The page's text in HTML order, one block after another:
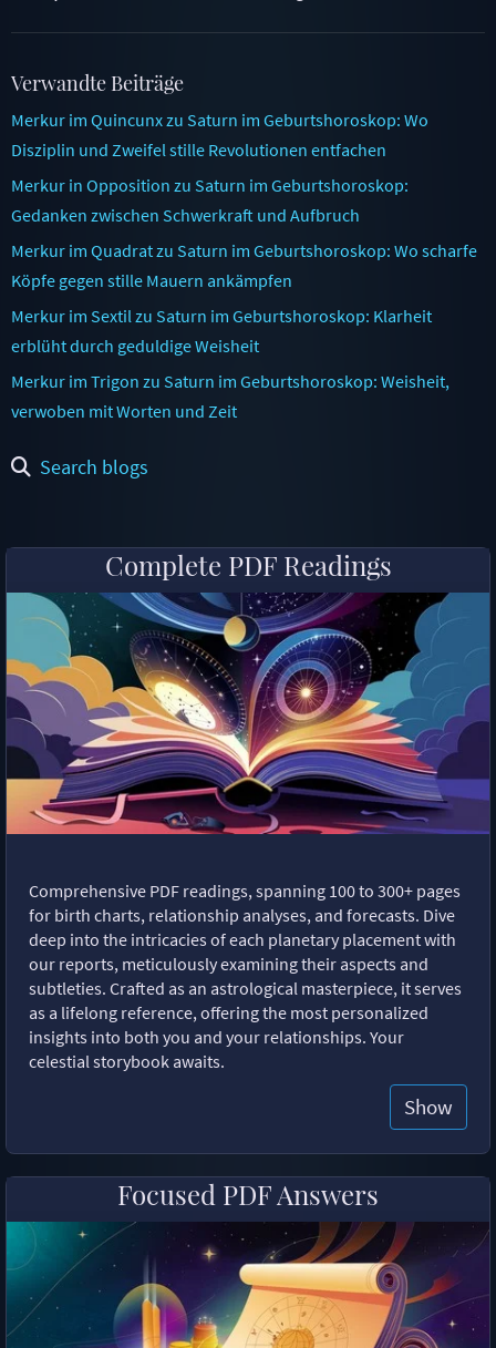
Verwandte Beiträge
Merkur im Quincunx zu Saturn im Geburtshoroskop: Wo
Disziplin und Zweifel stille Revolutionen entfachen
Merkur in Opposition zu Saturn im Geburtshoroskop:
Gedanken zwischen Schwerkraft und Aufbruch
Merkur im Quadrat zu Saturn im Geburtshoroskop: Wo scharfe
Köpfe gegen stille Mauern ankämpfen
Merkur im Sextil zu Saturn im Geburtshoroskop: Klarheit
erblüht durch geduldige Weisheit
Merkur im Trigon zu Saturn im Geburtshoroskop: Weisheit,
verwoben mit Worten und Zeit
Search blogs
Complete PDF Readings
Comprehensive PDF readings, spanning 100 to 300+ pages
for birth charts, relationship analyses, and forecasts. Dive
deep into the intricacies of each planetary placement with
our reports, meticulously examining their aspects and
subtleties. Crafted as an astrological masterpiece, it serves
as a lifelong reference, offering the most personalized
insights into both you and your relationships. Your
celestial storybook awaits.
Show
Focused PDF Answers